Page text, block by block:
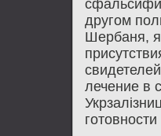
другοм
Шербаня, я
лечение в